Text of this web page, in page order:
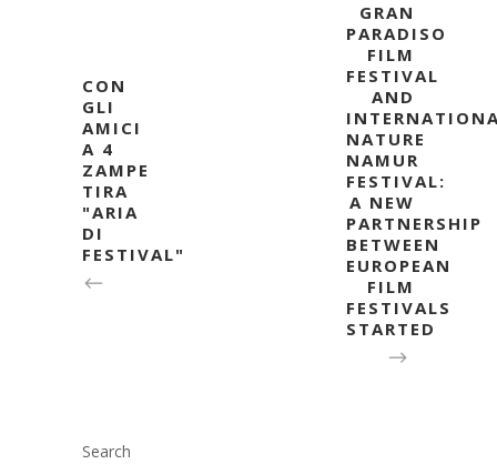
CON
GLI
AMICI
A 4
ZAMPE
TIRA
"ARIA
DI
FESTIVAL"
GRAN
PARADISO
FILM
FESTIVAL
AND
NATURE
NAMUR
FESTIVAL:
A NEW
PARTNERSHIP
BETWEEN
EUROPEAN
FILM
FESTIVALS
STARTED
Search